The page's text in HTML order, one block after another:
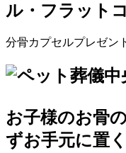
ル・フラット
分骨カプセルプレゼン
お子様のお骨
ずお手元に置